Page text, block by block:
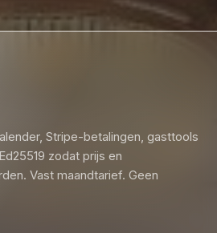
Stripe-betalingen, gasttools
zodat prijs en
Vast maandtarief. Geen